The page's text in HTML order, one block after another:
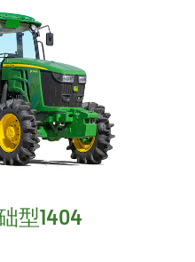
型1404